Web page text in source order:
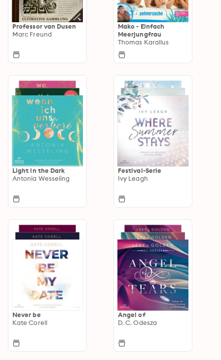
Professor van Dusen
Marc Freund
Mako - Einfach
Meerjungfrau
Thomas Karallus
Light in the Dark
Antonia Wesseling
Festival-Serie
Ivy Leagh
Never be
Kate Corell
Angel of
D. C. Odesza